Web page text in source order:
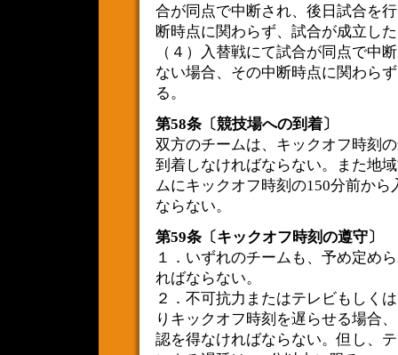
合が同点で中断され、後日試合を
断時点に関わらず、試合が成立し
（４）入替戦にて試合が同点で中
ない場合、その中断時点に関わら
る。
第58条〔競技場への到着〕
双方のチームは、キックオフ時刻
到着しなければならない。また地
ムにキックオフ時刻の150分前か
ならない。
第59条〔キックオフ時刻の遵守〕
１．いずれのチームも、予め定め
ればならない。
２．不可抗力またはテレビもしく
りキックオフ時刻を遅らせる場合
認を得なければならない。但し、